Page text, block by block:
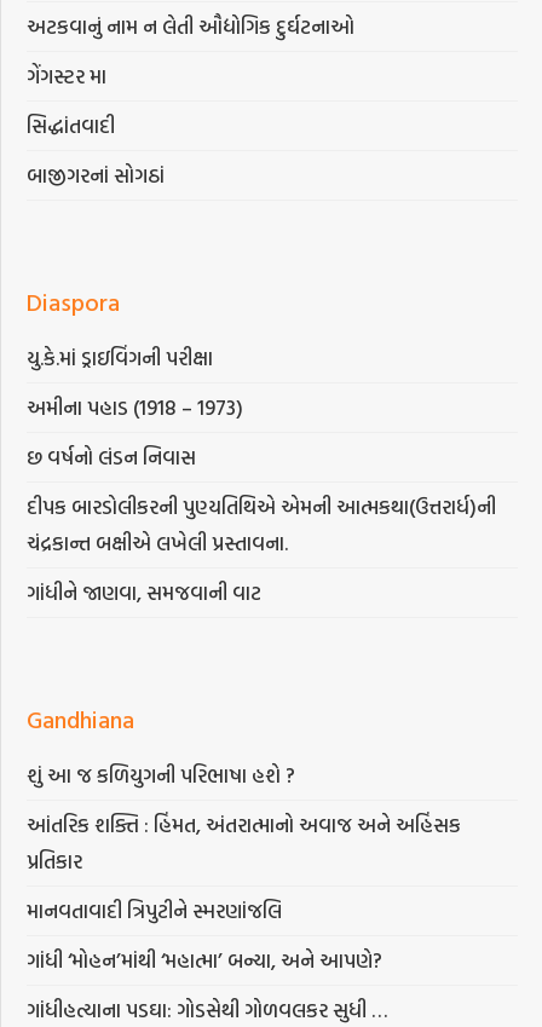
અટકવાનું નામ ન લેતી ઔદ્યોગિક દુર્ઘટનાઓ
ગેંગસ્ટર મા
સિદ્ધાંતવાદી
બાજીગરનાં સોગઠાં
Diaspora
યુ.કે.માં ડ્રાઇવિંગની પરીક્ષા
અમીના પહાડ (1918 – 1973)
છ વર્ષનો લંડન નિવાસ
દીપક બારડોલીકરની પુણ્યતિથિએ એમની આત્મકથા(ઉત્તરાર્ધ)ની
ચંદ્રકાન્ત બક્ષીએ લખેલી પ્રસ્તાવના.
ગાંધીને જાણવા, સમજવાની વાટ
Gandhiana
શું આ જ કળિયુગની પરિભાષા હશે ?
આંતરિક શક્તિ : હિંમત, અંતરાત્માનો અવાજ અને અહિંસક
પ્રતિકાર
માનવતાવાદી ત્રિપુટીને સ્મરણાંજલિ
ગાંધી ‘મોહન’માંથી ‘મહાત્મા’ બન્યા, અને આપણે?
ગાંધીહત્યાના પડઘા: ગોડસેથી ગોળવલકર સુધી …